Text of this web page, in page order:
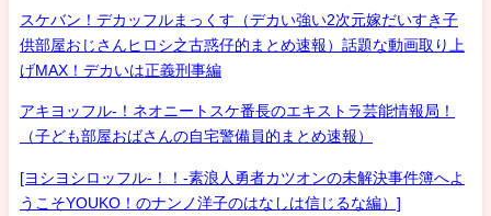
スケバン！デカッフルまっくす（デカい強い2次元嫁だいすき子
供部屋おじさんヒロシ之古惑仔的まとめ速報）話題な動画取り上
げMAX！デカいは正義刑事編
アキヨッフル-！ネオニートスケ番長のエキストラ芸能情報局！
（子ども部屋おばさんの自宅警備員的まとめ速報）
[ヨシヨシロッフル-！！-素浪人勇者カツオンの未解決事件簿へよ
うこそYOUKO！のナンノ洋子のはなしは信じるな編）]